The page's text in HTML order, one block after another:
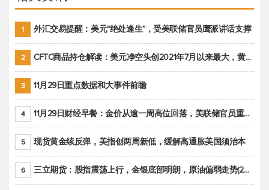
1 外汇交易提醒：美元“绝处逢生”，受美联储官员鹰派讲话支撑
2 CFTC商品持仓解读：美元净空头创2021年7月以来最大，黄金期货投机性净多头头寸减少
3 11月29日重点数据和大事件前瞻
4 11月29日财经早餐：金价从逾一周高位回落，美联储官员重申鹰派立场推动美元回升
5 现货黄金续反弹，美指创两周新低，缓解高通胀美国须治本
6 三立期货：股指震荡上行，金银底部明朗，原油偏弱走势(20221128收评)